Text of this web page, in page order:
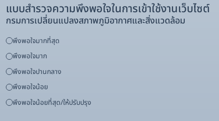
แบบสำรวจความพึงพอใจในการเข้าใช้งานเว็บไซต์
กรมการเปลี่ยนแปลงสภาพภูมิอากาศและสิ่งแวดล้อม
พึงพอใจมากที่สุด
พึงพอใจมาก
พึงพอใจปานกลาง
พึงพอใจน้อย
พึงพอใจน้อยที่สุด/ให้ปรับปรุง